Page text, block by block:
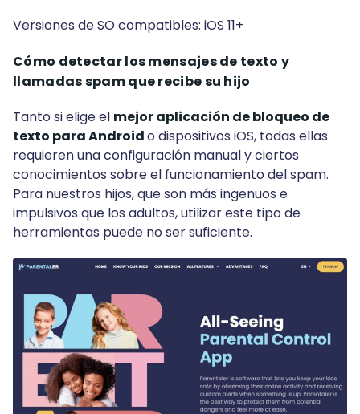
Versiones de SO compatibles: iOS 11+
Cómo detectar los mensajes de texto y
llamadas spam que recibe su hijo
Tanto si elige el mejor aplicación de bloqueo de
texto para Androido dispositivos iOS, todas ellas
requieren una configuración manual y ciertos
conocimientos sobre el funcionamiento del spam.
Para nuestros hijos, que son más ingenuos e
impulsivos que los adultos, utilizar este tipo de
herramientas puede no ser suficiente.